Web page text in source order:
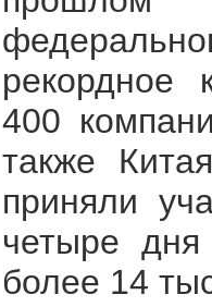
рекордное
400
также
приняли
четыре
более 14